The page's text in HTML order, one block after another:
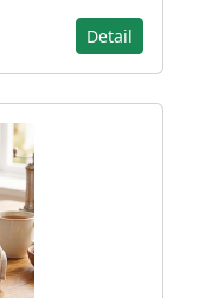
Detail